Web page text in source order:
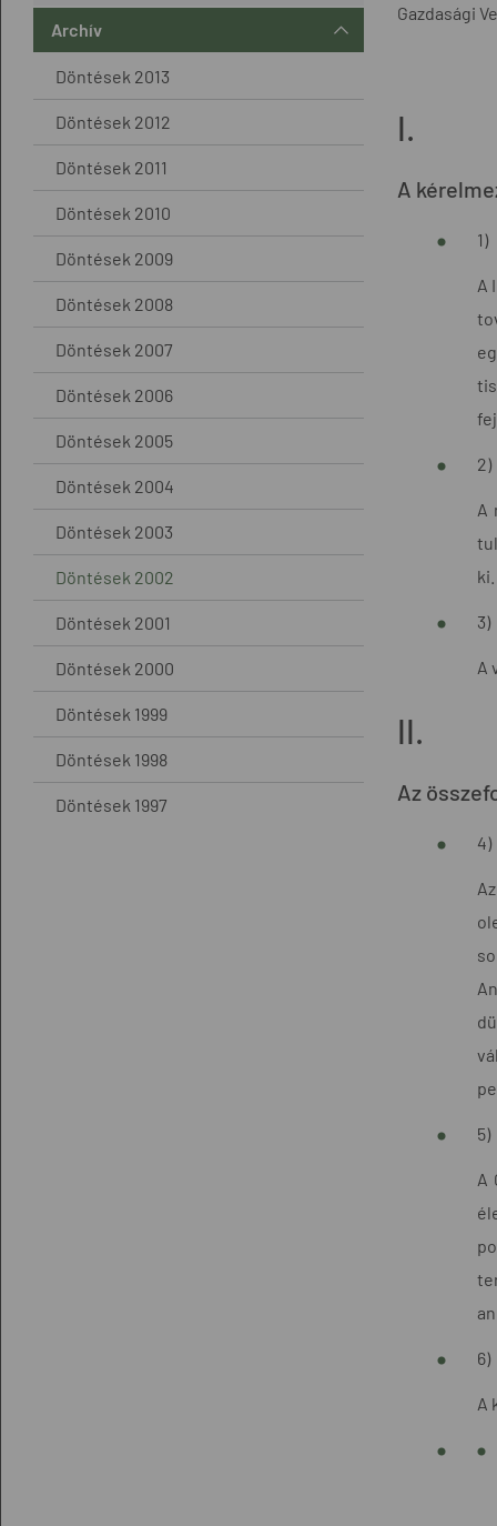
Archív
Döntések 2013
Döntések 2012
Döntések 2011
Döntések 2010
Döntések 2009
Döntések 2008
Döntések 2007
Döntések 2006
Döntések 2005
Döntések 2004
Döntések 2003
Döntések 2002
Döntések 2001
Döntések 2000
Döntések 1999
Döntések 1998
Döntések 1997
Gazdasági
I.
A
1)
A
2)
A
3)
A
II.
Az
4)
5)
A
6)
A